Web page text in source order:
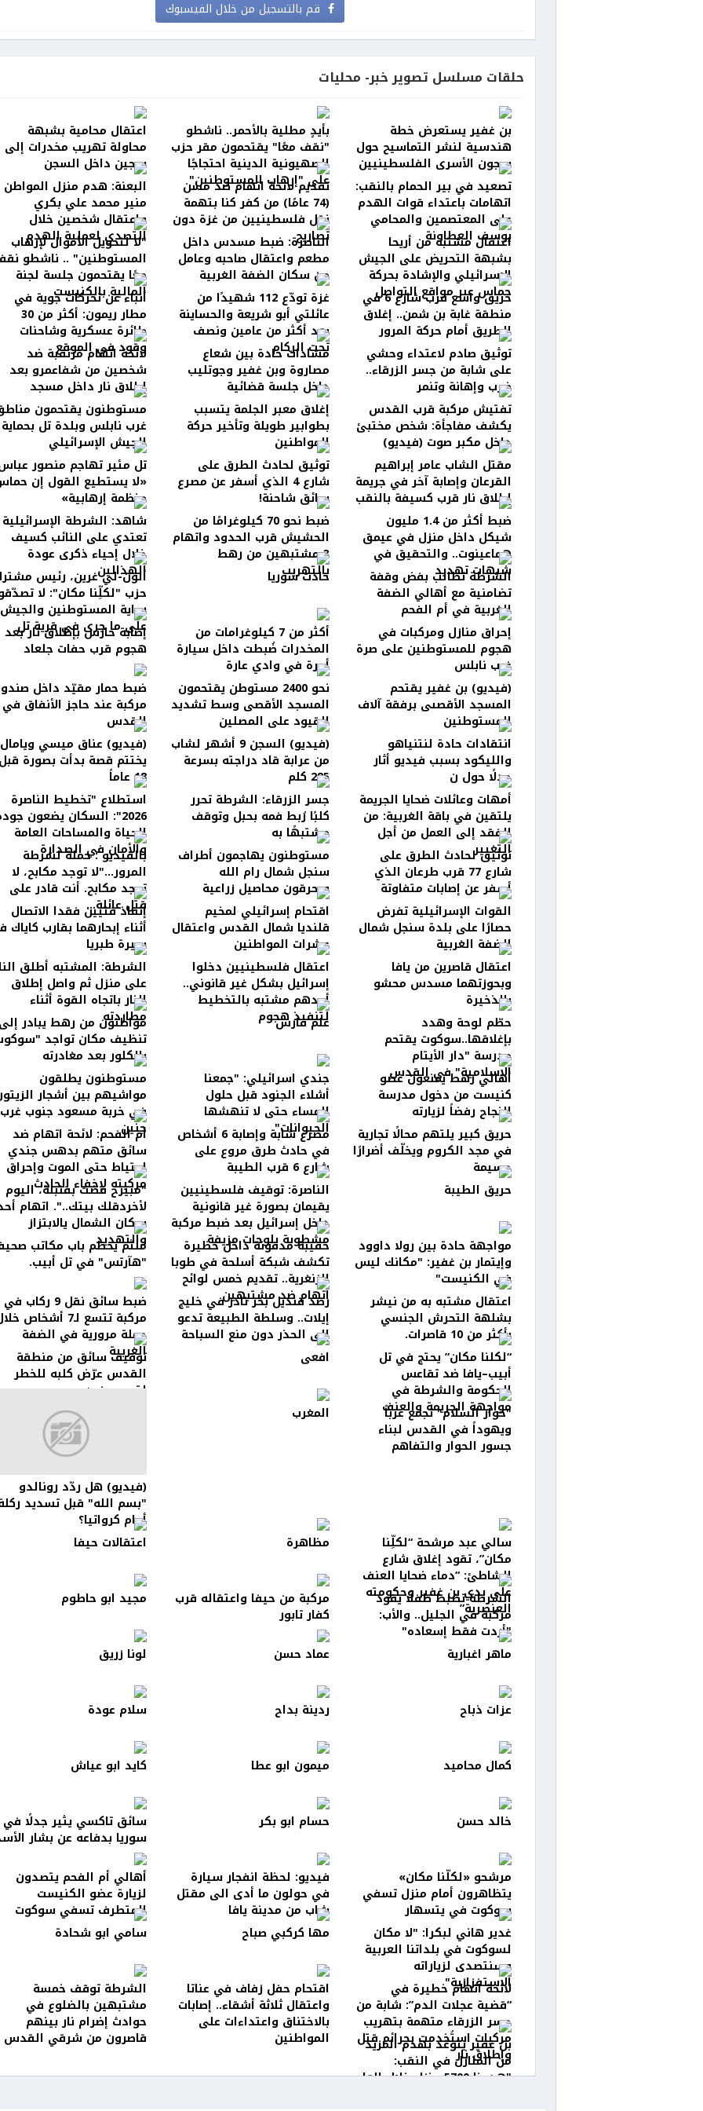
قم بالتسجيل من خلال الفيسبوك
حلقات مسلسل تصوير خبر- محليات
بن غفير يستعرض خطة
هندسية لنشر التماسيح حول
سجون الأسرى الفلسطينيين
بأيدٍ مطلية بالأحمر.. ناشطو
"نقف معًا" يقتحمون مقر حزب
الصهيونية الدينية احتجاجًا
على "إرهاب المستوطنين"
اعتقال محامية بشبهة
محاولة تهريب مخدرات إلى
سجين داخل السجن
تصعيد في بير الحمام بالنقب:
اتهامات باعتداء قوات الهدم
على المعتصمين والمحامي
يوسف العطاونة
تقديم لائحة اتهام ضد مسن
(74 عامًا) من كفر كنا بتهمة
نقل فلسطينيين من غزة دون
تصاريح
البعنة: هدم منزل المواطن
منير محمد علي بكري
واعتقال شخصين خلال
التصدي لعملية الهدم اعتقال مشتبه من أريحا
بشبهة التحريض على الجيش
الإسرائيلي والإشادة بحركة
حماس عبر مواقع التواصل
الناصرة: ضبط مسدس داخل
مطعم واعتقال صاحبه وعامل
من سكان الضفة الغربية
"لا لتحويل الأموال لإرهاب
المستوطنين" .. ناشطو
معًا يقتحمون جلسة لجنة
المالية بالكنيست حريق واسع قرب شارع 6 في
منطقة غابة بن شمن.. إغلاق
الطريق أمام حركة المرور
غزة تودّع 112 شهيدًا من
عائلتي أبو شريعة والحساينة
بعد أكثر من عامين ونصف
تحت الركام
أنباء عن تحركات جوية في
مطار ريمون: أكثر من 30
طائرة عسكرية وشاحنات
وقود في الموقع توثيق صادم لاعتداء وحشي
على شابة من جسر الزرقاء..
ضرب وإهانة وتنمر
مشادات حادة بين شعاع
مصاروة وبن غفير وجوتليب
داخل جلسة قضائية
لائحة اتهام مرتقبة ضد
شخصين من شفاعمرو بعد
إطلاق نار داخل مسجد
تفتيش مركبة قرب القدس
يكشف مفاجأة: شخص مختبئ
داخل مكبر صوت (فيديو)
إغلاق معبر الجلمة يتسبب
بطوابير طويلة وتأخير حركة
المواطنين
مستوطنون يقتحمون
غرب نابلس وبلدة تل بحماية
الجيش الإسرائيلي
مقتل الشاب عامر إبراهيم
القرعان وإصابة آخر في جريمة
إطلاق نار قرب كسيفة بالنقب
توثيق لحادث الطرق على
شارع 4 الذي أسفر عن مصرع
سائق شاحنة!
تل مئير تهاجم منصور
«لا يستطيع القول إن
منظمة إرهابية»
ضبط أكثر من 1.4 مليون
شيكل داخل منزل في عيمق
هماعينوت.. والتحقيق في
شبهات تهديد
ضبط نحو 70 كيلوغرامًا من
الحشيش قرب الحدود واتهام
3 مشتبهين من رهط
بالتهريب
شاهد: الشرطة الإسرائيلية
تعتدي على النائب كسيف
خلال إحياء ذكرى عودة
الهذالين الشرطة تطالب بفض وقفة
تضامنية مع أهالي الضفة
الغربية في أم الفحم
حادث سوريا ألون-لي غرين، رئيس
حزب "لكلِّنا مكان": لا
رواية المستوطنين والجيش
على ما جرى في قرية تل إحراق منازل ومركبات في
هجوم للمستوطنين على صرة
غرب نابلس
أكثر من 7 كيلوغرامات من
المخدرات ضُبطت داخل سيارة
أجرة في وادي عارة
إصابة حارس بإطلاق نار بعد
هجوم قرب حفات جلعاد
(فيديو) بن غفير يقتحم
المسجد الأقصىى برفقة آلاف
المستوطنين
نحو 2400 مستوطن يقتحمون
المسجد الأقصى وسط تشديد
القيود على المصلين
ضبط حمار مقيّد داخل
مركبة عند حاجز الأنفاق في
القدس
انتقادات حادة لنتنياهو
والليكود بسبب فيديو أثار
جدلًا حول ن
(فيديو) السجن 9 أشهر لشاب
من عرابة قاد دراجته بسرعة
285 كلم
(فيديو) عناق ميسي ويامال
يختتم قصة بدأت بصورة
18 عاماً
أمهات وعائلات ضحايا الجريمة
يلتقين في باقة الغربية: من
الفقد إلى العمل من أجل
التغيير
جسر الزرقاء: الشرطة تحرر
كلبًا رُبط فمه بحبل وتوقف
مشتبهًا به
استطلاع "تخطيط الناصرة
2026": السكان يضعون
الحياة والمساحات العامة
والأمان في الصدارة توثيق لحادث الطرق على
شارع 77 قرب طرعان الذي
أسفر عن إصابات متفاوتة
مستوطنون يهاجمون أطراف
سنجل شمال رام الله
ويحرقون محاصيل زراعية
بالفيديو : حملة لشرطة
المرور..."لا توجد مكابح، لا
توجد مكابح. أنت قادر على
قتل عائلة... القوات الإسرائيلية تفرض
حصارًا على بلدة سنجل شمال
الضفة الغربية
اقتحام إسرائيلي لمخيم
قلنديا شمال القدس واعتقال
عشرات المواطنين
إنقاذ فتيين فقدا الاتصال
أثناء إبحارهما بقارب
بحيرة طبريا
اعتقال قاصرين من يافا
وبحوزتهما مسدس محشو
بالذخيرة
اعتقال فلسطينيين دخلوا
إسرائيل بشكل غير قانوني..
أحدهم مشتبه بالتخطيط
لتنفيذ هجوم
الشرطة: المشتبه أطلق
على منزل ثم واصل إطلاق
النار باتجاه القوة أثناء
مطاردته حطّم لوحة وهدد
بإغلاقها..سوكوت يقتحم
مدرسة "دار الأيتام
الإسلامية" في القدس
علم فارس مواطنون من رهط يبادر
تنظيف مكان تواجد
بالكلور بعد مغادرته
أهالي رهط يمنعون عضو
كنيست من دخول مدرسة
النجاح رفضاً لزيارته
جندي اسرائيلي: "جمعنا
أشلاء الجنود قبل حلول
المساء حتى لا تنهشها
الحيوانات"
مستوطنون يطلقون
مواشيهم بين أشجار
في خربة مسعود جنوب غرب
جنين حريق كبير يلتهم محالًا تجارية
في مجد الكروم ويخلّف أضرارًا
جسيمة
مصرع شابة وإصابة 6 أشخاص
في حادث طرق مروع على
شارع 6 قرب الطيبة
أم الفحم: لائحة اتهام ضد
سائق متهم بدهس جندي
احتياط حتى الموت وإحراق
مركبته لإخفاء الحادث حريق الطيبة الناصرة: توقيف فلسطينيين
يقيمان بصورة غير قانونية
داخل إسرائيل بعد ضبط مركبة
مشطوبة بلوحات مزيفة
"مبيرح قضت بقنبلة، اليوم
لأخردقلك بيتك..". اتهام
سكان الشمال يالابتزاز
والتهديد مواجهة حادة بين رولا داوود
وإيتمار بن غفير: "مكانك ليس
في الكنيست"
حقيبة مدفونة داخل حظيرة
تكشف شبكة أسلحة في طوبا
الزنغرية.. تقديم خمس لوائح
اتهام ضد مشتبهين
ملثم يحطم باب مكاتب
"هآرتس" في تل أبيب.
اعتقال مشتبه به من نيشر
بشلهة التحرش الجنسي
بأكثر من 10 قاصرات.
رصد قنديل بحر نادر في خليج
إيلات.. وسلطة الطبيعة تدعو
إلى الحذر دون منع السباحة
ضبط سائق نقل 9 ركاب في
مركبة تتسع لـ7 أشخاص
حملة مرورية في الضفة
الغربية “لكلنا مكان” يحتج في تل
أبيب–يافا ضد تقاعس
الحكومة والشرطة في
مواجهة الجريمة والعنف
افعى توقيف سائق من منطقة
القدس عرّض كلبه للخطر
لتصوير فيديو
"حوار السلام" تجمع عرباً
ويهوداً في القدس لبناء
جسور الحوار والتفاهم
المغرب
(فيديو) هل ردّد رونالدو
"بسم الله" قبل تسديد
أمام كرواتيا؟
سالي عبد مرشحة “لكلِّنا
مكان”، تقود إغلاق شارع
الشاطئ: “دماء ضحايا العنف
على يدي بن غفير وحكومته
العنصرية”
مظاهرة اعتقالات حيفا
الشرطة تضبط طفلًا يقود
مركبة في الجليل.. والأب:
"أردت فقط إسعاده"
مركبة من حيفا واعتقاله قرب
كفار تابور
مجيد ابو حاطوم
ماهر اغبارية عماد حسن لونا زريق
عزات ذباح ردينة بداح سلام عودة
كمال محاميد ميمون ابو عطا كايد ابو عياش
خالد حسن حسام ابو بكر سائق تاكسي يثير جدلًا في
سوريا بدفاعه عن بشار
مرشحو «لكلّنا مكان»
يتظاهرون أمام منزل تسفي
سوكوت في يتسهار
فيديو: لحظة انفجار سيارة
في حولون ما أدى الى مقتل
شاب من مدينة يافا
أهالي أم الفحم يتصدون
لزيارة عضو الكنيست
المتطرف تسفي سوكوت
غدير هاني لبكرا: "لا مكان
لسوكوت في بلداتنا العربية
وسنتصدى لزياراته
الاستفزازية"
مها كركبي صباح سامي ابو شحادة
لائحة اتهام خطيرة في
“قضية عجلات الدم”: شابة من
جسر الزرقاء متهمة بتهريب
مركبات استُخدمت بجرائم قتل
وإطلاق نار
اقتحام حفل زفاف في عناتا
واعتقال ثلاثة أشقاء.. إصابات
بالاختناق واعتداءات على
المواطنين
الشرطة توقف خمسة
مشتبهين بالضلوع في
حوادث إضرام نار بينهم
قاصرون من شرقي القدس بن غفير يتوعّد بهدم المزيد
من المنازل في النقب:
"هدمنا 5700 منزل خلال العام